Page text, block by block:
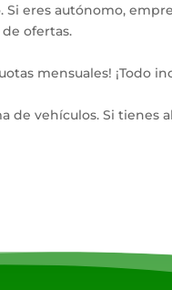
eres autónomo,
ofertas.
mensuales! ¡Todo
vehículos. Si tienes